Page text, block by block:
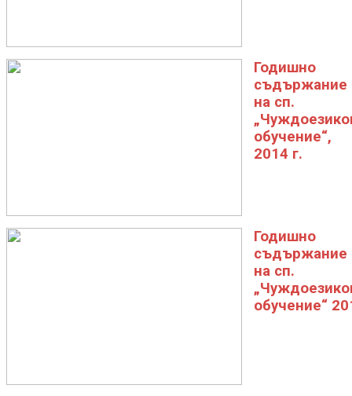
Годишно
съдържание
на сп.
обучение“,
2014 г.
Годишно
съдържание
на сп.
обучение“